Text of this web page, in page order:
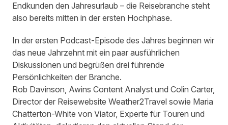
Endkunden den Jahresurlaub – die Reisebranche steht
also bereits mitten in der ersten Hochphase.
In der ersten Podcast-Episode des Jahres beginnen wir
das neue Jahrzehnt mit ein paar ausführlichen
Diskussionen und begrüßen drei führende
Persönlichkeiten der Branche.
Rob Davinson, Awins Content Analyst und Colin Carter,
Director der Reisewebsite Weather2Travel sowie Maria
Chatterton-White von Viator, Experte für Touren und